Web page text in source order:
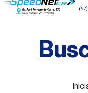
Sobre
Nós